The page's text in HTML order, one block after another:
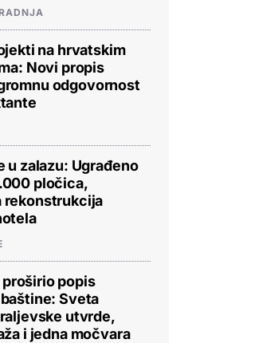
na hrvatskim
Novi propis
odgovornost
u zalazu: Ugrađeno
pločica,
rekonstrukcija
proširio popis
Sveta
utvrde,
i jedna močvara